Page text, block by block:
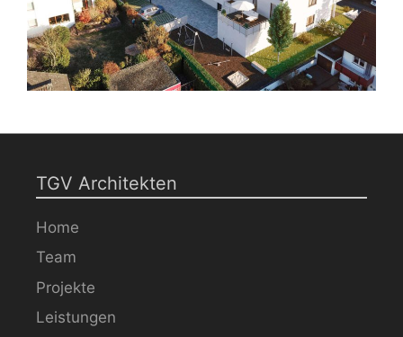
TGV Architekten
Home
Team
Projekte
Leistungen